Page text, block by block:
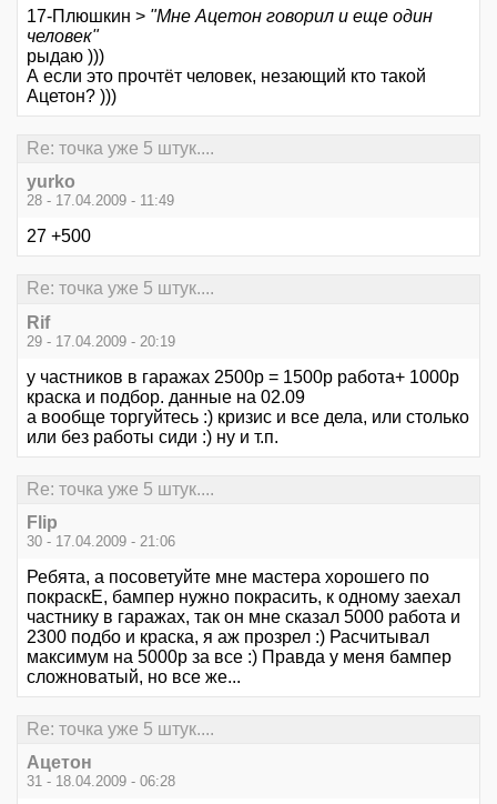
17-Плюшкин > "Мне Ацетон говорил и еще один
человек"
рыдаю )))
А если это прочтёт человек, незающий кто такой
Ацетон? )))
Re: точка уже 5 штук....
yurko
28 - 17.04.2009 - 11:49
27 +500
Re: точка уже 5 штук....
Rif
29 - 17.04.2009 - 20:19
у частников в гаражах 2500р = 1500р работа+ 1000р
краска и подбор. данные на 02.09
а вообще торгуйтесь :) кризис и все дела, или столько
или без работы сиди :) ну и т.п.
Re: точка уже 5 штук....
Flip
30 - 17.04.2009 - 21:06
Ребята, а посоветуйте мне мастера хорошего по
покраскЕ, бампер нужно покрасить, к одному заехал
частнику в гаражах, так он мне сказал 5000 работа и
2300 подбо и краска, я аж прозрел :) Расчитывал
максимум на 5000р за все :) Правда у меня бампер
сложноватый, но все же...
Re: точка уже 5 штук....
Ацетон
31 - 18.04.2009 - 06:28